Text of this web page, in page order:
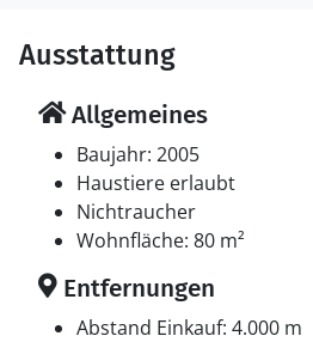
Ausstattung
Allgemeines
Baujahr: 2005
Haustiere erlaubt
Nichtraucher
Wohnfläche: 80 m²
Entfernungen
Abstand Einkauf: 4.000 m